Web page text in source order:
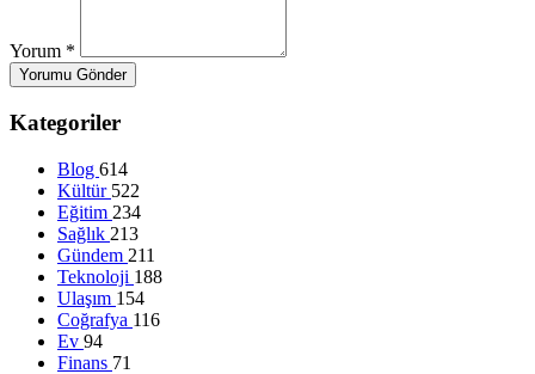
Yorum *
Yorumu Gönder
Kategoriler
Blog 614
Kültür 522
Eğitim 234
Sağlık 213
Gündem 211
Teknoloji 188
Ulaşım 154
Coğrafya 116
Ev 94
Finans 71